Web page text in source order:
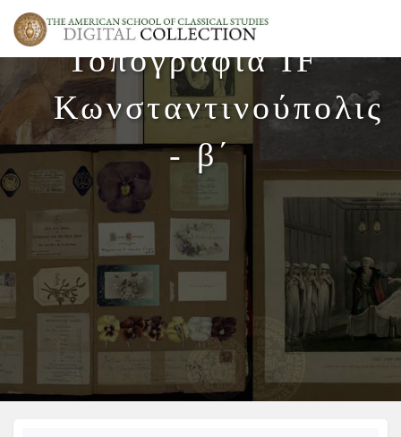
Τοπογραφία IF΄
Κωνσταντινούπολις
- β΄